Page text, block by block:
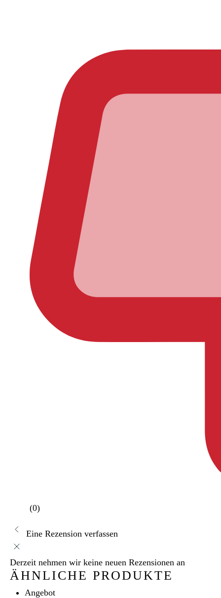
(0)
Eine Rezension verfassen
Derzeit nehmen wir keine neuen Rezensionen an
ÄHNLICHE PRODUKTE
Angebot